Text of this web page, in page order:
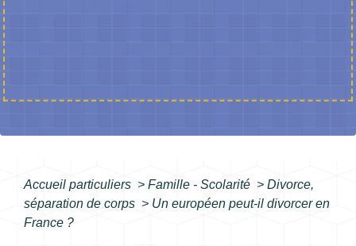
Accueil particuliers > Famille - Scolarité > Divorce,
séparation de corps > Un européen peut-il divorcer en
France ?